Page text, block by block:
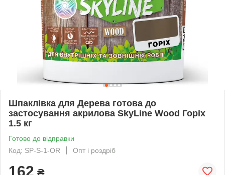
Шпаклівка для Дерева готова до
застосування акрилова SkyLine Wood Горіх
1.5 кг
Готово до відправки
Код: SP-S-1-OR
Опт і роздріб
162